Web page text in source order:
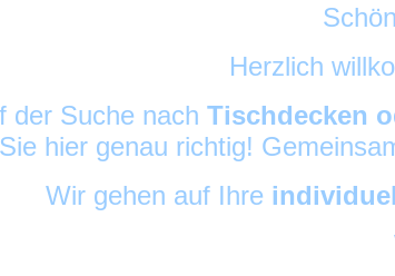
Herzlich
der Suche nach Tischdecken
hier genau richtig!
Wir gehen auf Ihre